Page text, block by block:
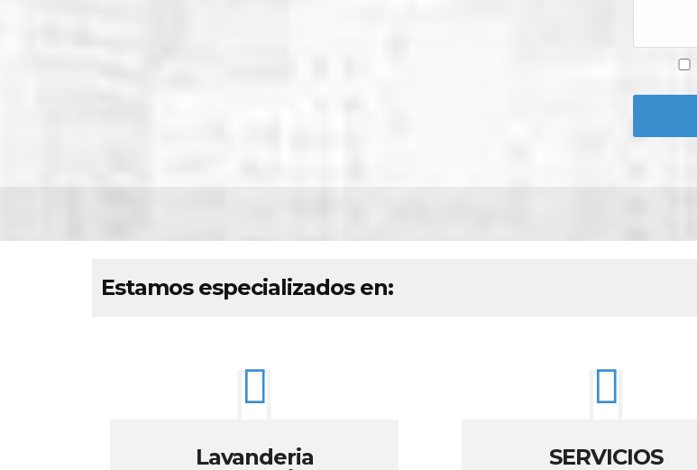
Estamos especializados en:
Lavanderia
SERVICIOS